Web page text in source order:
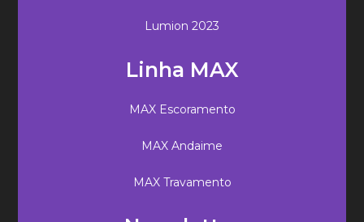
Lumion 2023
Linha MAX
MAX Escoramento
MAX Andaime
MAX Travamento